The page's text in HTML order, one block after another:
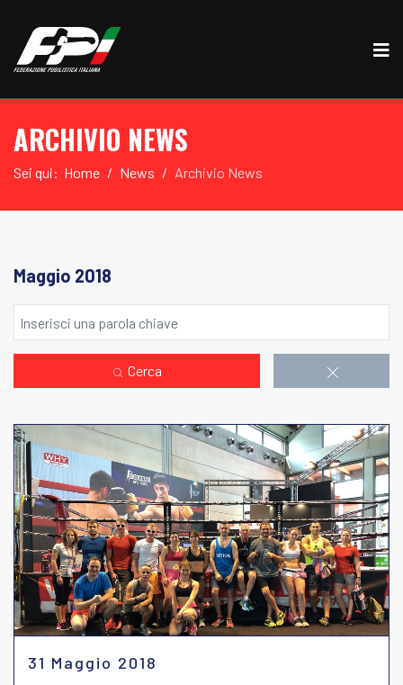
ARCHIVIO NEWS
Sei qui: Home News Archivio News
Maggio 2018
Cerca
31 Maggio 2018